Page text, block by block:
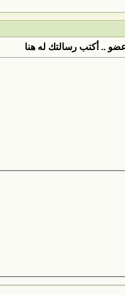
.. أكتب رسالتك له هنا